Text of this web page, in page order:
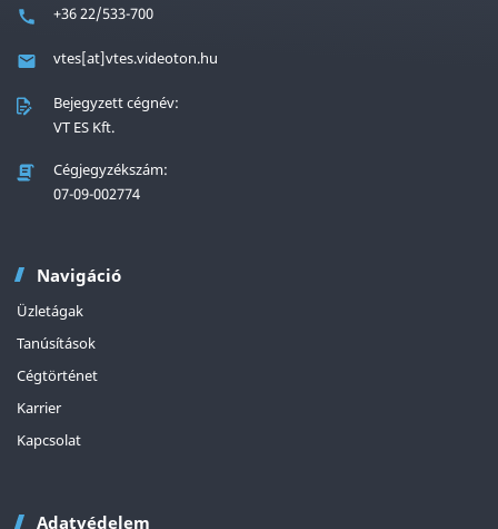
+36 22/533-700
vtes[at]vtes.videoton.hu
Bejegyzett cégnév:
VT ES Kft.
Cégjegyzékszám:
07-09-002774
Navigáció
Üzletágak
Tanúsítások
Cégtörténet
Karrier
Kapcsolat
Adatvédelem